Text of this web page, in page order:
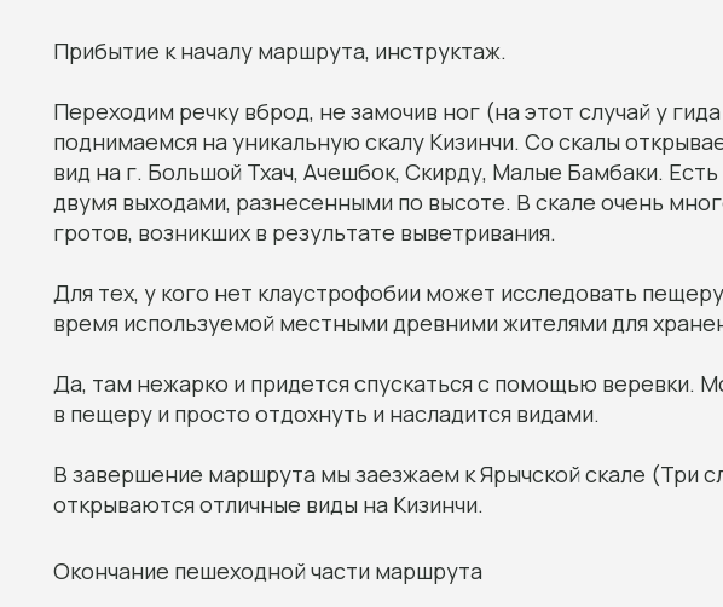
Прибытие к началу маршрута, инструктаж.
Переходим речку вброд, не замочив ног (на этот случай у
поднимаемся на уникальную скалу Кизинчи. Со скалы
вид на г. Большой Тхач, Ачешбок, Скирду, Малые Бамбаки.
двумя выходами, разнесенными по высоте. В скале очень
гротов, возникших в результате выветривания.
Для тех, у кого нет клаустрофобии может исследовать
время используемой местными древними жителями для
Да, там нежарко и придется спускаться с помощью веревки.
в пещеру и просто отдохнуть и насладится видами.
В завершение маршрута мы заезжаем к Ярычской скале (Три
открываются отличные виды на Кизинчи.
Окончание пешеходной части маршрута